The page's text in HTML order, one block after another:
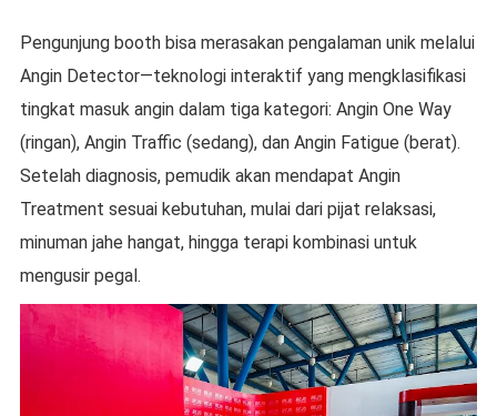
Pengunjung booth bisa merasakan pengalaman unik melalui
Angin Detector—teknologi interaktif yang mengklasifikasi
tingkat masuk angin dalam tiga kategori: Angin One Way
(ringan), Angin Traffic (sedang), dan Angin Fatigue (berat).
Setelah diagnosis, pemudik akan mendapat Angin
Treatment sesuai kebutuhan, mulai dari pijat relaksasi,
minuman jahe hangat, hingga terapi kombinasi untuk
mengusir pegal.